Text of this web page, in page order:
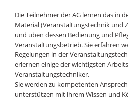
Die Teilnehmer der AG lernen das in
Material (Veranstaltungstechnik und
und üben dessen Bedienung und
Veranstaltungsbetrieb. Sie erfahren
Regelungen in der
erlernen einige der wichtigsten
Veranstaltungstechniker.
Sie werden zu kompetenten
unterstützen mit ihrem Wissen und